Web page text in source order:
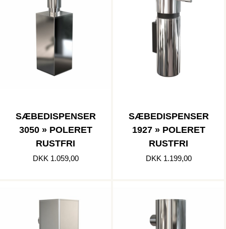
SÆBEDISPENSER
3050 » POLERET
RUSTFRI
DKK 1.059,00
SÆBEDISPENSER
1927 » POLERET
RUSTFRI
DKK 1.199,00